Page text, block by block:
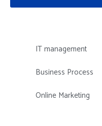
IT management
Business Process
Online Marketing